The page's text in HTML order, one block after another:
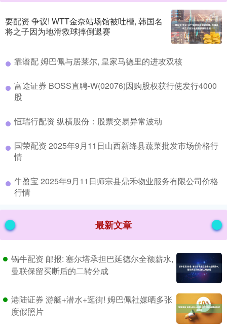
要配资 争议! WTT金奈站场馆被吐槽, 韩国名
将之子因为地滑救球摔倒退赛
​靠谱配 姆巴佩与居莱尔, 皇家马德里的进攻双核
​富途证券 BOSS直聘-W(02076)因购股权获行使发行4000
股
​恒瑞行配资 纵横股份：股票交易异常波动
​国荣配资 2025年9月11日山西新绛县蔬菜批发市场价格行
情
​牛盈宝 2025年9月11日师宗县鼎禾物业服务有限公司价格
行情
最新文章
锅牛配资 邮报: 塞尔塔承担巴延德尔全额薪水,
曼联保留买断后的二转分成
港陆证券 游艇+潜水+逛街! 姆巴佩社媒晒多张
度假照片